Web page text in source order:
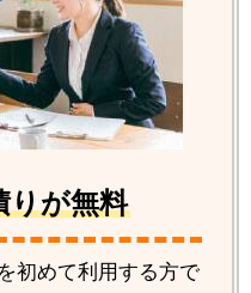
りが無料
初めて利用する方で